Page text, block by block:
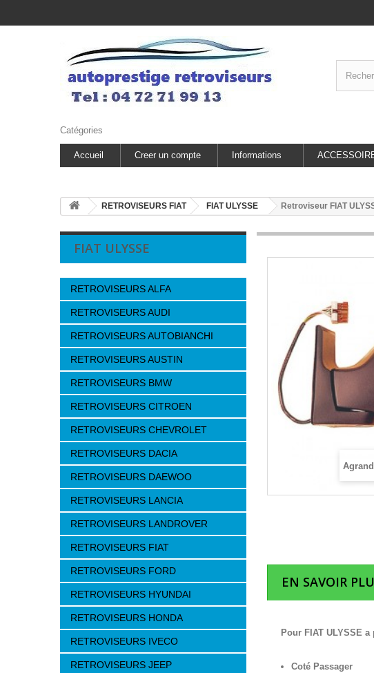
Catégories
Accueil Creer un compte Informations
RETROVISEURS FIAT FIAT ULYSSE Retroviseur FIAT
FIAT ULYSSE
RETROVISEURS ALFA
RETROVISEURS AUDI
RETROVISEURS AUTOBIANCHI
RETROVISEURS AUSTIN
RETROVISEURS BMW
RETROVISEURS CITROEN
RETROVISEURS CHEVROLET
RETROVISEURS DACIA
RETROVISEURS DAEWOO
RETROVISEURS LANCIA
RETROVISEURS LANDROVER
RETROVISEURS FIAT
RETROVISEURS FORD
RETROVISEURS HYUNDAI
RETROVISEURS HONDA
RETROVISEURS IVECO
RETROVISEURS JEEP
EN SAVOIR
Pour FIAT ULYSSE a
Coté Passager